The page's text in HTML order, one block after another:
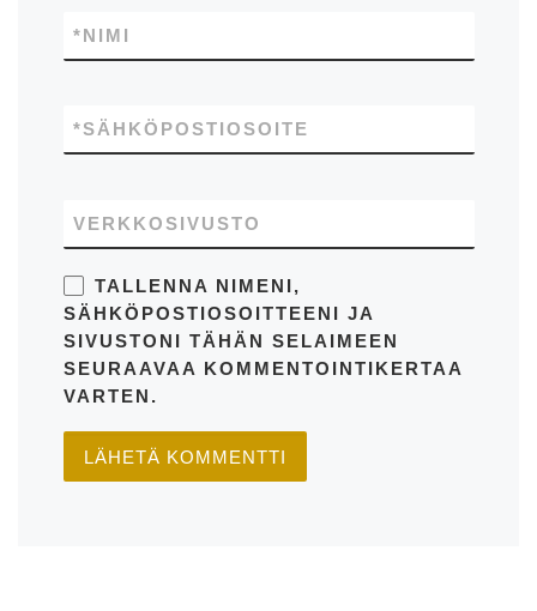
NIMI
*
SÄHKÖPOSTIOSOITE
*
VERKKOSIVUSTO
TALLENNA NIMENI,
SÄHKÖPOSTIOSOITTEENI JA
SIVUSTONI TÄHÄN SELAIMEEN
SEURAAVAA KOMMENTOINTIKERTAA
VARTEN.